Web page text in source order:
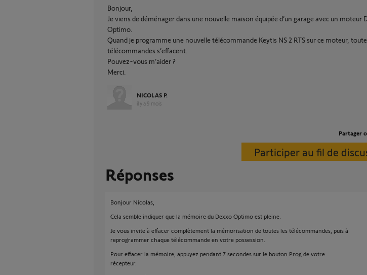
Bonjour,
Je viens de déménager dans une nouvelle maison équipée d’un garage avec un moteur
Optimo.
Quand je programme une nouvelle télécommande Keytis NS 2 RTS sur ce moteur,
télécommandes s’effacent.
Pouvez-vous m’aider ?
Merci.
NICOLAS P.
il y a 9 mois
Partager
Participer au fil de
Réponses
Bonjour Nicolas,
Cela semble indiquer que la mémoire du Dexxo Optimo est pleine.
Je vous invite à effacer complètement la mémorisation de toutes les télécommandes, puis à
reprogrammer chaque télécommande en votre possession.
Pour effacer la mémoire, appuyez pendant 7 secondes sur le bouton Prog de votre
récepteur.